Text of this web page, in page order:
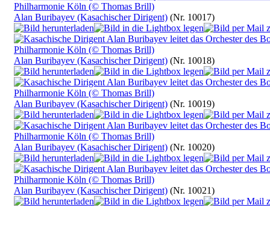
Alan Buribayev (Kasachischer Dirigent) (Nr. 10017)
Alan Buribayev (Kasachischer Dirigent) (Nr. 10018)
Alan Buribayev (Kasachischer Dirigent) (Nr. 10019)
Alan Buribayev (Kasachischer Dirigent) (Nr. 10020)
Alan Buribayev (Kasachischer Dirigent) (Nr. 10021)